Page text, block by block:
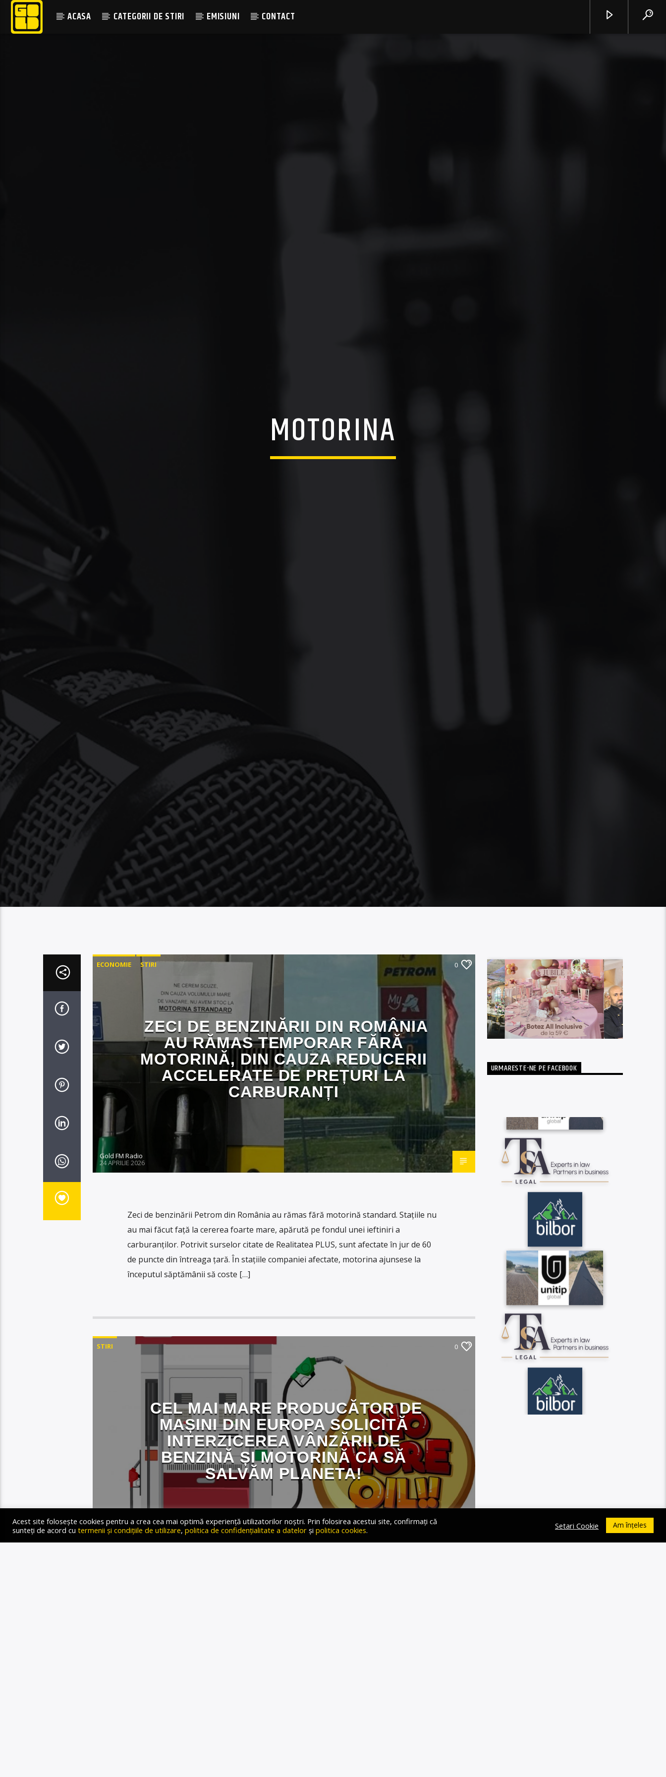
ACASA CATEGORII DE STIRI EMISIUNI CONTACT
MOTORINA
ECONOMIE STIRI 0
ZECI DE BENZINĂRII DIN ROMÂNIA
AU RĂMAS TEMPORAR FĂRĂ
MOTORINĂ, DIN CAUZA REDUCERII
ACCELERATE DE PREȚURI LA
CARBURANȚI
Gold FM Radio
24 APRILIE 2026
Zeci de benzinării Petrom din România au rămas fără motorină standard. Stațiile nu
au mai făcut față la cererea foarte mare, apărută pe fondul unei ieftiniri a
carburanților. Potrivit surselor citate de Realitatea PLUS, sunt afectate în jur de 60
de puncte din întreaga țară. În stațiile companiei afectate, motorina ajunsese la
începutul săptămânii să coste […]
STIRI 0
CEL MAI MARE PRODUCĂTOR DE
MAȘINI DIN EUROPA SOLICITĂ
INTERZICEREA VÂNZĂRII DE
BENZINĂ ȘI MOTORINĂ CA SĂ
SALVĂM PLANETA!
Gold FM Radio
23 AUGUST 2024
URMARESTE-NE PE FACEBOOK
Acest site folosește cookies pentru a crea cea mai optimă experiență utilizatorilor noștri. Prin folosirea acestui site, confirmați că
sunteți de acord cu termenii și condițiile de utilizare, politica de confidențialitate a datelor și politica cookies. Setari Cookie Am înțeles